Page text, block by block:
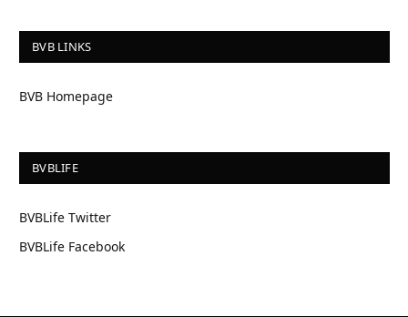
BVB LINKS
BVB Homepage
BVBLIFE
BVBLife Twitter
BVBLife Facebook